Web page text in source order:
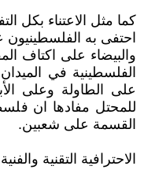
كما مثل الاعتناء بكل
احتفى به الفلسطينيون
والبيضاء على اكتاف
الفلسطينية في
على الطاولة وعلى
للمحتل مفادها ان
القسمة على شعبين.
الاحترافية التقنية